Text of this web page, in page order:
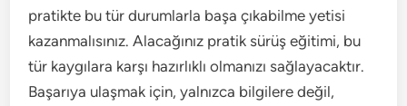
pratikte bu tür durumlarla başa çıkabilme yetisi
kazanmalısınız. Alacağınız pratik sürüş eğitimi, bu
tür kaygılara karşı hazırlıklı olmanızı sağlayacaktır.
Başarıya ulaşmak için, yalnızca bilgilere değil,